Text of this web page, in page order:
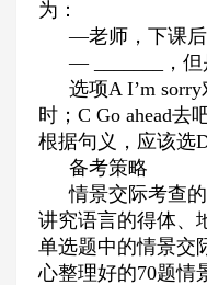
为：
—老师，下课后
—_______
，
选项A I’m sorry
时； C Go ahead去
根据句义，应该选
备考策略
情景交际考查
讲究语言的得体、
单选题中的情景交
心整理好的70题情